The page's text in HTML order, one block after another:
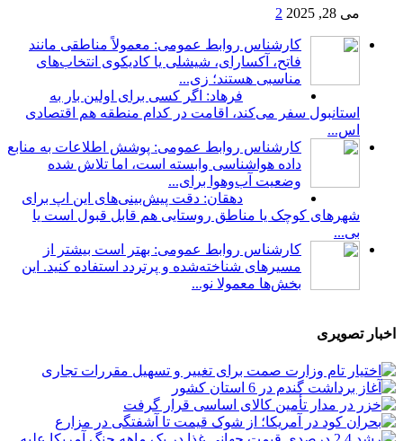
می 28, 2025 2
کارشناس روابط عمومی: معمولاً مناطقی مانند
فاتح، آکسارای، شیشلی یا کادیکوی انتخاب‌های
مناسبی هستند؛ زی...
فرهاد: اگر کسی برای اولین بار به
استانبول سفر می‌کند، اقامت در کدام منطقه هم اقتصادی
اس...
کارشناس روابط عمومی: پوشش اطلاعات به منابع
داده هواشناسی وابسته است، اما تلاش شده
وضعیت آب‌وهوا برای...
دهقان: دقت پیش‌بینی‌های این اپ برای
شهرهای کوچک یا مناطق روستایی هم قابل قبول است یا
بی...
کارشناس روابط عمومی: بهتر است بیشتر از
مسیرهای شناخته‌شده و پرتردد استفاده کنید. این
بخش‌ها معمولا نو...
اخبار تصویری